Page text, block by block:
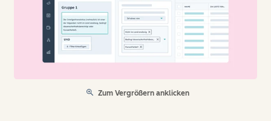
Zum Vergrößern anklicken